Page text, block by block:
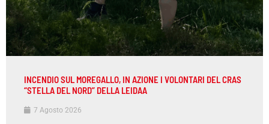
INCENDIO SUL MOREGALLO, IN AZIONE I VOLONTARI DEL CRAS
“STELLA DEL NORD” DELLA LEIDAA
7 Agosto 2026